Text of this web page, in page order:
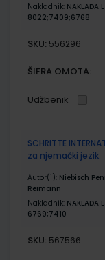
Nakladnik: NAKLADA
8022;7409;6768
SKU: 556296
ŠIFRA OMOTA:
Udžbenik
SCHRITTE
za njemački jezik
Autor(i): Niebisch
Reimann
Nakladnik: NAKLADA
6769;7410
SKU: 567566